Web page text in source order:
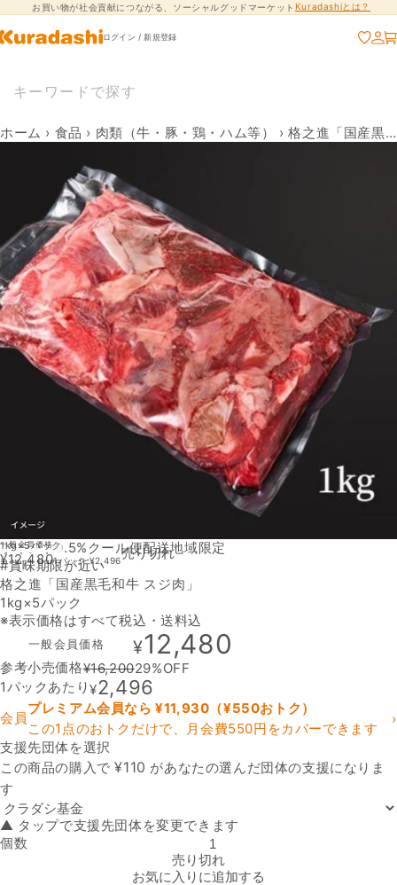
コンテンツに進
む
お買い物が社会貢献につながる、ソーシャルグッドマーケット Kuradashiとは？
ログイン / 新規登録
ホーム › 食品 › 肉類（牛・豚・鶏・ハム等） › 格之進「国産黒毛和牛 スジ肉」
1kg×5パック
ポイント0.5% クール便配送地域限定
#賞味期限が近い
格之進「国産黒毛和牛 スジ肉」
1kg×5パック
※表示価格はすべて税込・送料込
一般会員価格 ¥12,480
参考小売価格¥16,20029%OFF
1パックあたり¥2,496
会員
プレミアム会員なら ¥11,930 （¥550おトク）
この1点のおトクだけで、月会費550円をカバーできます
›
支援先団体を選択
この商品の購入で¥110 があなたの選んだ団体の支援になりま
す
支援先団体
▲ タップで支援先団体を変更できます
個数格之進「国産黒毛和牛 スジ肉」の数量を減らす
売り切れ
お気に入りに追加する
一般会員価格
¥12,4801パック¥2,496
売り切れ